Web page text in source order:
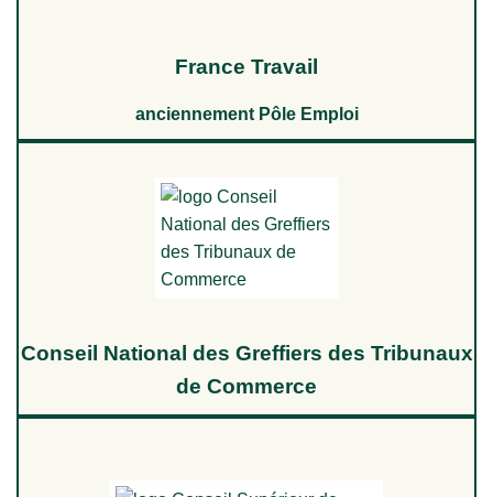
France Travail
anciennement Pôle Emploi
Conseil National des Greffiers des Tribunaux
de Commerce